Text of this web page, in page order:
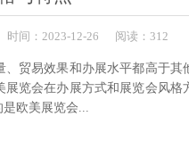
时间：2023-12-26 阅读：312
、贸易效果和办展水平都高于
览会在办展方式和展览会风
是欧美展览会...